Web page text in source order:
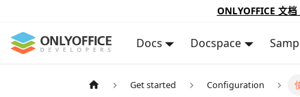
ONLYOFFICE 文
Docs Docspace
Get started Configuration